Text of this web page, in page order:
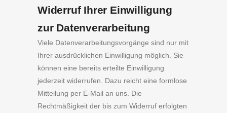
Widerruf Ihrer Einwilligung
zur Datenverarbeitung
Viele Datenverarbeitungsvorgänge sind nur mit
Ihrer ausdrücklichen Einwilligung möglich. Sie
können eine bereits erteilte Einwilligung
jederzeit widerrufen. Dazu reicht eine formlose
Mitteilung per E-Mail an uns. Die
Rechtmäßigkeit der bis zum Widerruf erfolgten